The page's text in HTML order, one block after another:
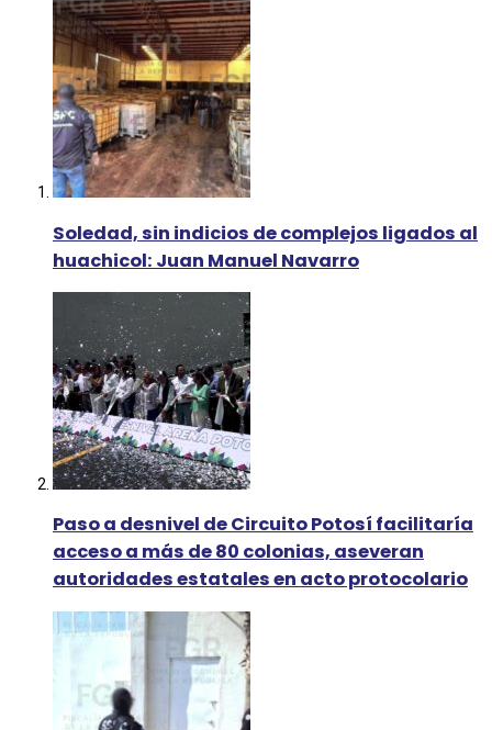
Soledad, sin indicios de complejos ligados al
huachicol: Juan Manuel Navarro
Paso a desnivel de Circuito Potosí facilitaría
acceso a más de 80 colonias, aseveran
autoridades estatales en acto protocolario